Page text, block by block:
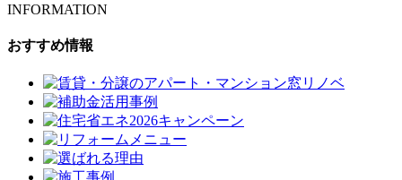
INFORMATION
おすすめ情報